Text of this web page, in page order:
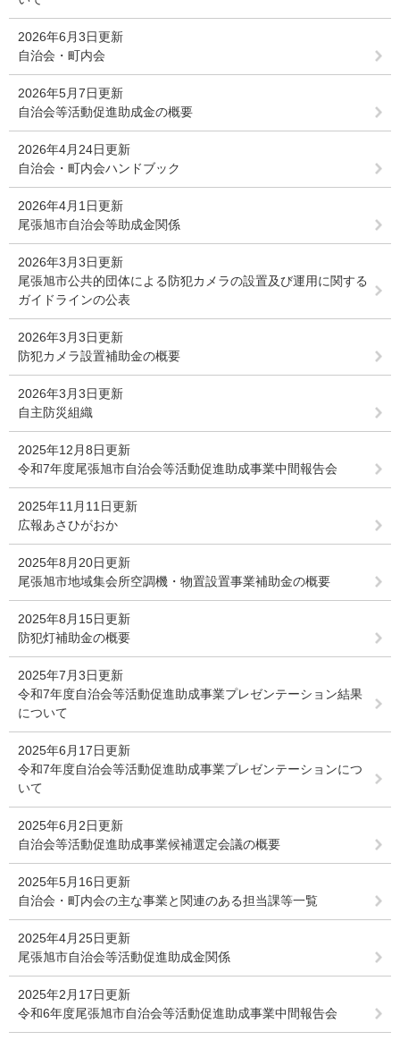
2026年6月3日更新
自治会・町内会
2026年5月7日更新
自治会等活動促進助成金の概要
2026年4月24日更新
自治会・町内会ハンドブック
2026年4月1日更新
尾張旭市自治会等助成金関係
2026年3月3日更新
尾張旭市公共的団体による防犯カメラの設置及び運用に関する
ガイドラインの公表
2026年3月3日更新
防犯カメラ設置補助金の概要
2026年3月3日更新
自主防災組織
2025年12月8日更新
令和7年度尾張旭市自治会等活動促進助成事業中間報告会
2025年11月11日更新
広報あさひがおか
2025年8月20日更新
尾張旭市地域集会所空調機・物置設置事業補助金の概要
2025年8月15日更新
防犯灯補助金の概要
2025年7月3日更新
令和7年度自治会等活動促進助成事業プレゼンテーション結果
について
2025年6月17日更新
令和7年度自治会等活動促進助成事業プレゼンテーションにつ
いて
2025年6月2日更新
自治会等活動促進助成事業候補選定会議の概要
2025年5月16日更新
自治会・町内会の主な事業と関連のある担当課等一覧
2025年4月25日更新
尾張旭市自治会等活動促進助成金関係
2025年2月17日更新
令和6年度尾張旭市自治会等活動促進助成事業中間報告会